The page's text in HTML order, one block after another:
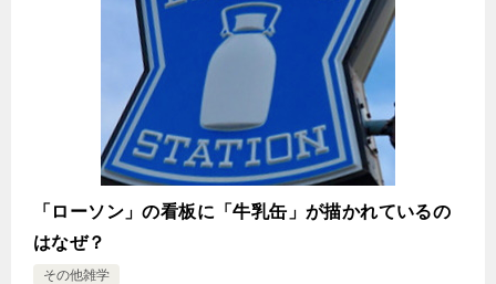
「ローソン」の看板に「牛乳缶」が描かれているの
はなぜ？
その他雑学